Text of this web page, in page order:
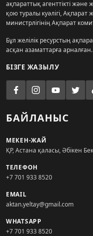
ақпараттық агенттікті және
қою туралы куәлігі,
министрлігінің Ақпарат
Бұл желілік ресурстың
асқан азаматтарға арналған.
БІЗГЕ ЖАЗЫЛУ
БАЙЛАНЫС
МЕКЕН-ЖАЙ
ҚР, Астана қаласы, Әбікен
ТЕЛЕФОН
+7 701 933 8520
EMAIL
aktan.yeltay@gmail.com
WHATSAPP
+7 701 933 8520